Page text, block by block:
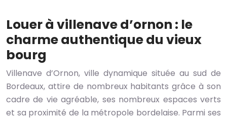
Louer à villenave d’ornon : le
charme authentique du vieux
bourg
Villenave d’Ornon, ville dynamique située au sud de
Bordeaux, attire de nombreux habitants grâce à son
cadre de vie agréable, ses nombreux espaces verts
et sa proximité de la métropole bordelaise. Parmi ses